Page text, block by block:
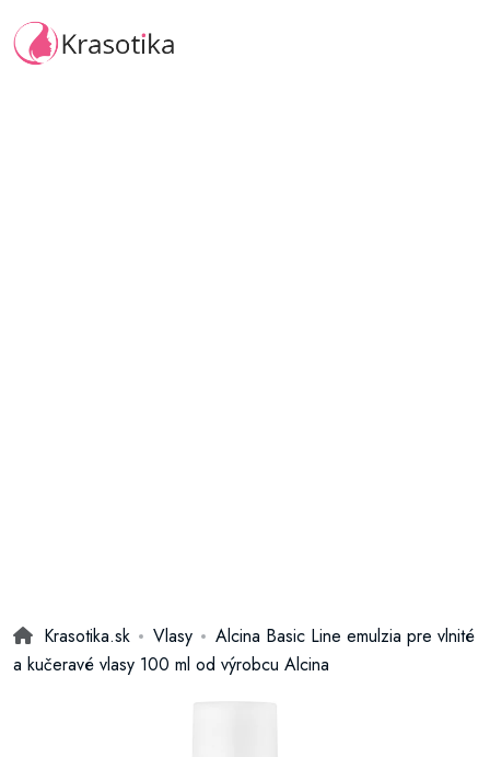
Krasotika.sk Vlasy
Alcina Basic Line emulzia pre vlnité
a kučeravé vlasy 100 ml od výrobcu Alcina